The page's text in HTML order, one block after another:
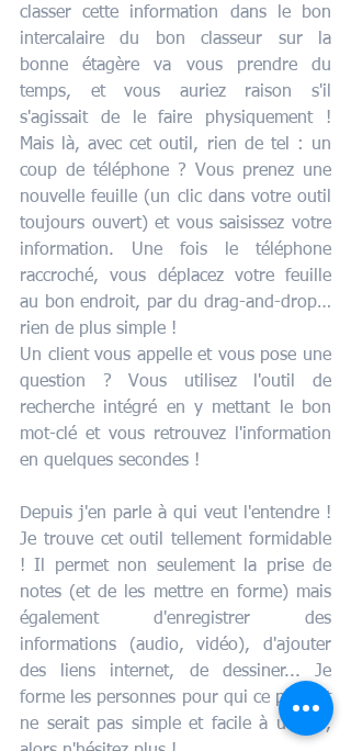
classer cette information dans le bon
intercalaire du bon classeur sur la
bonne étagère va vous prendre du
temps, et vous auriez raison s'il
s'agissait de le faire physiquement !
Mais là, avec cet outil, rien de tel : un
coup de téléphone ? Vous prenez une
nouvelle feuille (un clic dans votre outil
toujours ouvert) et vous saisissez votre
information. Une fois le téléphone
raccroché, vous déplacez votre feuille
au bon endroit, par du drag-and-drop…
rien de plus simple !
Un client vous appelle et vous pose une
question ? Vous utilisez l'outil de
recherche intégré en y mettant le bon
mot-clé et vous retrouvez l'information
en quelques secondes !
Depuis j'en parle à qui veut l'entendre !
Je trouve cet outil tellement formidable
! Il permet non seulement la prise de
notes (et de les mettre en forme) mais
également d'enregistrer des
informations (audio, vidéo), d'ajouter
des liens internet, de dessiner... Je
forme les personnes pour qui ce produit
ne serait pas simple et facile à utiliser,